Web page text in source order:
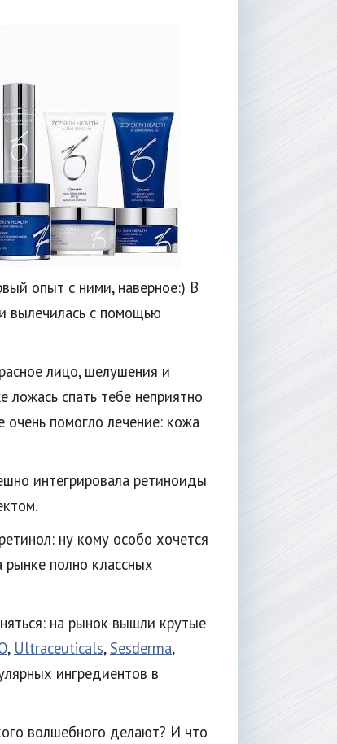
опыт с ними, наверное:) В
вылечилась с помощью
лицо, шелушения и
ложась спать тебе неприятно
очень помогло лечение: кожа
интегрировала ретиноиды
ну кому особо хочется
полно классных
на рынок вышли крутые
, Ultraceuticals, Sesderma,
ингредиентов в
волшебного делают? И что